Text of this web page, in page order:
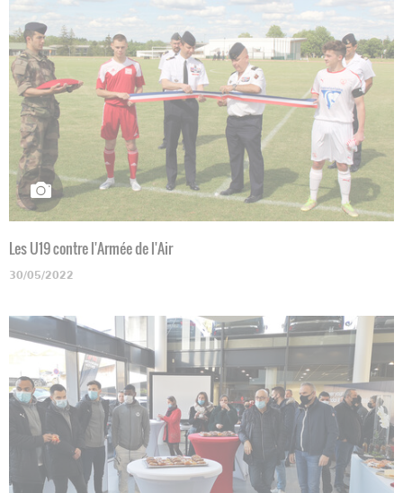
Les U19 contre l'Armée de l'Air
30/05/2022